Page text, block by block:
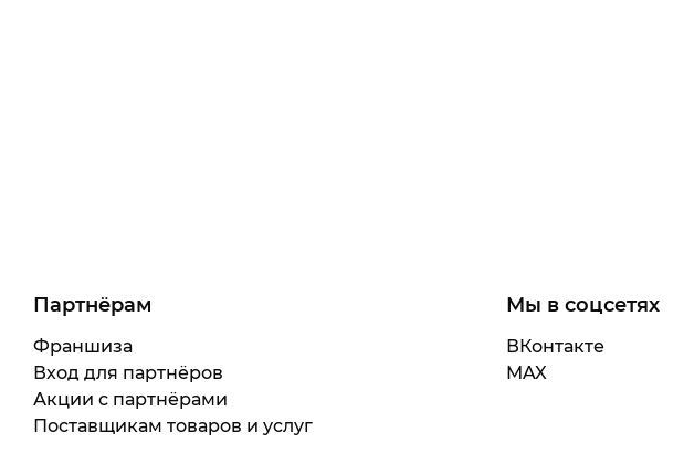
Партнёрам
Франшиза
Вход для партнёров
Акции с партнёрами
Поставщикам товаров и услуг
Мы в соцсетях
ВКонтакте
MAX